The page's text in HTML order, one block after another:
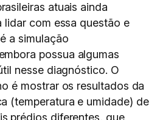
atuais ainda
lidar com essa questão e
a simulação
possua algumas
nesse diagnóstico. O
é mostrar os resultados da
(temperatura e umidade) de
prédios diferentes, que